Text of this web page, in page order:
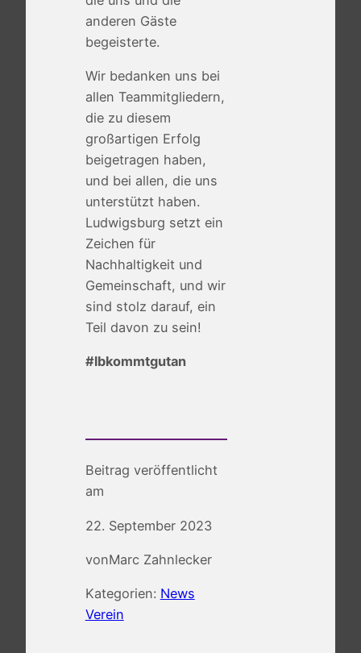
anderen Gäste
begeisterte.
Wir bedanken uns bei
allen Teammitgliedern,
die zu diesem
großartigen Erfolg
beigetragen haben,
und bei allen, die uns
unterstützt haben.
Ludwigsburg setzt ein
Zeichen für
Nachhaltigkeit und
Gemeinschaft, und wir
sind stolz darauf, ein
Teil davon zu sein!
#lbkommtgutan
Beitrag veröffentlicht
am
22. September 2023
vonMarc Zahnlecker
Kategorien: News
Verein